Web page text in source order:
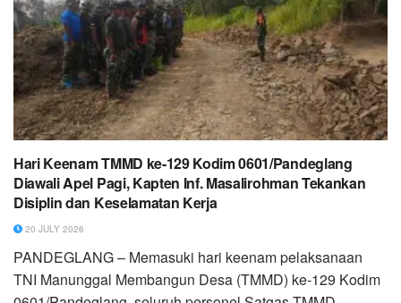
Hari Keenam TMMD ke-129 Kodim 0601/Pandeglang
Diawali Apel Pagi, Kapten Inf. Masalirohman Tekankan
Disiplin dan Keselamatan Kerja
20 JULY 2026
PANDEGLANG – Memasuki hari keenam pelaksanaan
TNI Manunggal Membangun Desa (TMMD) ke-129 Kodim